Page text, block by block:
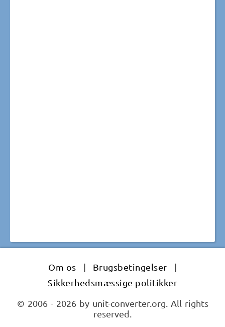
Om os | Brugsbetingelser
|
Sikkerhedsmæssige politikker
© 2006 - 2026 by unit-converter.org. All rights
reserved.